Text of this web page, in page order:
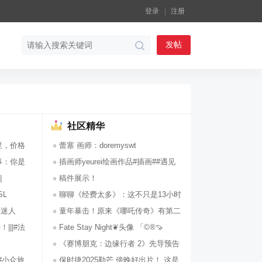
登录 注册
发帖
，价格
：你是
人
|||#法
小众旅
社区精华
蕾塞 画师：doremyswt ​​​
插画师yeurei绘画作品#插画##遇见
艺术# ​
稿件展示！
聊聊《经费太多》：这不只是13小时
的视觉盛
童年暴击！原来《哪吒传奇》有第二
部企划
Fate Stay Night❦头像 「©️®️🍠
TianZ
《赛博朋克：边缘行者 2》先导预告
公开，本
保时捷2025勒芒 傍晚好出片！ 这是